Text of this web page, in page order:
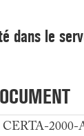
dans le
CERTA-2000-